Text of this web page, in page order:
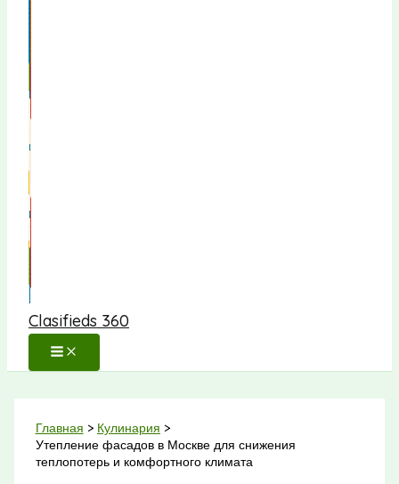
Clasifieds 360
Главная
Кулинария
Утепление фасадов в Москве для снижения
теплопотерь и комфортного климата